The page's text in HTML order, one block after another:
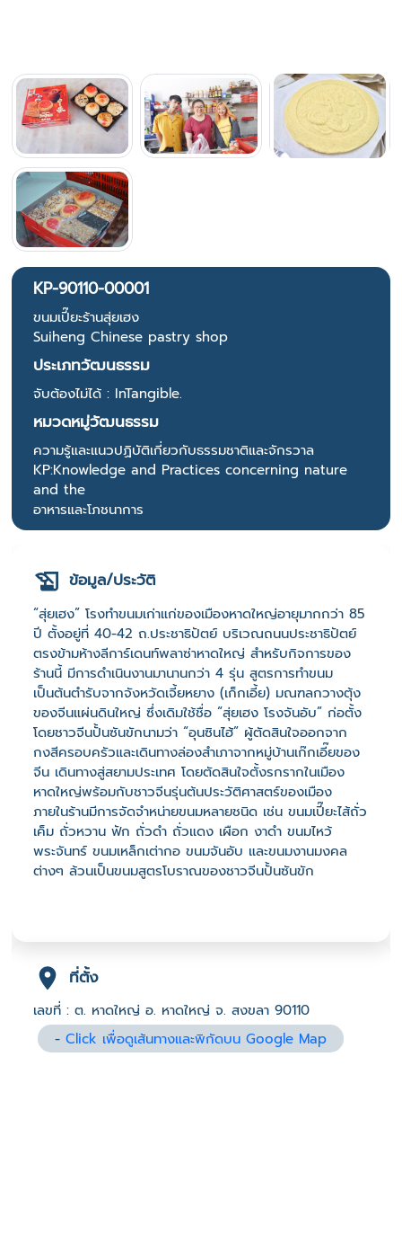
KP-90110-00001
ขนมเปี๊ยะร้านสุ่ยเฮง
Suiheng Chinese pastry shop
ประเภทวัฒนธรรม
จับต้องไม่ได้ : InTangible.
หมวดหมู่วัฒนธรรม
ความรู้และแนวปฏิบัติเกี่ยวกับธรรมชาติและจักรวาล
KP:Knowledge and Practices concerning nature
and the
อาหารและโภชนาการ
ข้อมูล/ประวัติ
“สุ่ยเฮง” โรงทำขนมเก่าแก่ของเมืองหาดใหญ่อายุมากกว่า 85
ปี ตั้งอยู่ที่ 40-42 ถ.ประชาธิปัตย์ บริเวณถนนประชาธิปัตย์
ตรงข้ามห้างลีการ์เดนท์พลาซ่าหาดใหญ่ สำหรับกิจการของ
ร้านนี้ มีการดำเนินงานมานานกว่า 4 รุ่น สูตรการทำขนม
เป็นต้นตำรับจากจังหวัดเจี้ยหยาง (เก็กเอี้ย) มณฑลกวางตุ้ง
ของจีนแผ่นดินใหญ่ ซึ่งเดิมใช้ชื่อ “สุ่ยเฮง โรงจันอับ” ก่อตั้ง
โดยชาวจีนปั้นซันขักนามว่า “อุนซินไฮ้” ผู้ตัดสินใจออกจาก
กงสีครอบครัวและเดินทางล่องสำเภาจากหมู่บ้านเก๊กเอี๊ยของ
จีน เดินทางสู่สยามประเทศ โดยตัดสินใจตั้งรกรากในเมือง
หาดใหญ่พร้อมกับชาวจีนรุ่นต้นประวัติศาสตร์ของเมือง
ภายในร้านมีการจัดจำหน่ายขนมหลายชนิด เช่น ขนมเปี๊ยะไส้ถั่ว
เค็ม ถั่วหวาน ฟัก ถั่วดำ ถั่วแดง เผือก งาดำ ขนมไหว้
พระจันทร์ ขนมเหล็กเต่ากอ ขนมจันอับ และขนมงานมงคล
ต่างๆ ล้วนเป็นขนมสูตรโบราณของชาวจีนปั้นซันขัก
ที่ตั้ง
เลขที่ : ต. หาดใหญ่ อ. หาดใหญ่ จ. สงขลา 90110
-Click เพื่อดูเส้นทางและพิกัดบน Google Map